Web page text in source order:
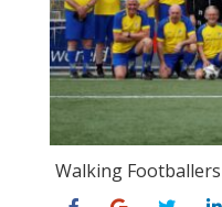
Walking